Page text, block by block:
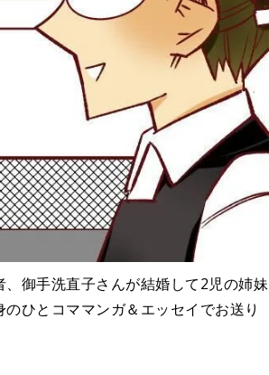
御手洗直子さんが結婚して2児の姉妹
ひとコママンガ＆エッセイでお送り